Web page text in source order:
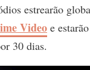
estrearão
Video e
30 dias.